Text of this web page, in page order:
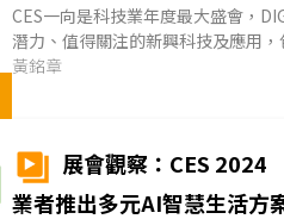
CES一向是科技業年度最大盛會，
潛力、值得關注的新興科技及應用
計、ADAS/AD...
黃銘章
展會觀察：CES
業者推出多元AI智慧生活方